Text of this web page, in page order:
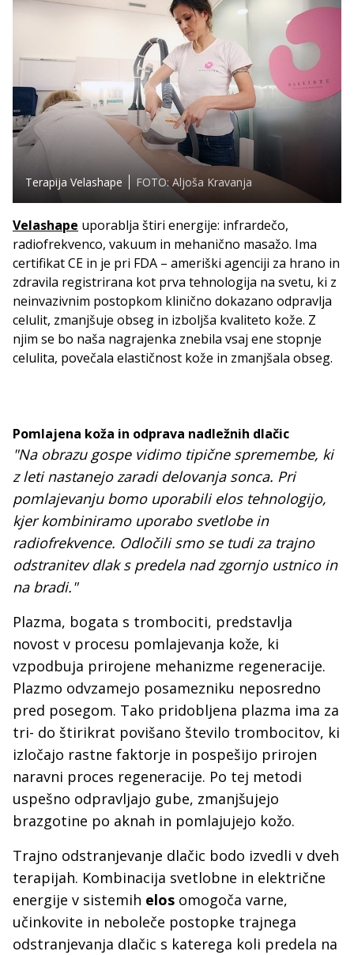
Terapija Velashape FOTO: Aljoša Kravanja
Velashape uporablja štiri energije: infrardečo,
radiofrekvenco, vakuum in mehanično masažo. Ima
certifikat CE in je pri FDA – ameriški agenciji za hrano in
zdravila registrirana kot prva tehnologija na svetu, ki z
neinvazivnim postopkom klinično dokazano odpravlja
celulit, zmanjšuje obseg in izboljša kvaliteto kože. Z
njim se bo naša nagrajenka znebila vsaj ene stopnje
celulita, povečala elastičnost kože in zmanjšala obseg.
Pomlajena koža in odprava nadležnih dlačic
"Na obrazu gospe vidimo tipične spremembe, ki
z leti nastanejo zaradi delovanja sonca. Pri
pomlajevanju bomo uporabili elos tehnologijo,
kjer kombiniramo uporabo svetlobe in
radiofrekvence. Odločili smo se tudi za trajno
odstranitev dlak s predela nad zgornjo ustnico in
na bradi."
Plazma, bogata s trombociti, predstavlja
novost v procesu pomlajevanja kože, ki
vzpodbuja prirojene mehanizme regeneracije.
Plazmo odvzamejo posamezniku neposredno
pred posegom. Tako pridobljena plazma ima za
tri- do štirikrat povišano število trombocitov, ki
izločajo rastne faktorje in pospešijo prirojen
naravni proces regeneracije. Po tej metodi
uspešno odpravljajo gube, zmanjšujejo
brazgotine po aknah in pomlajujejo kožo.
Trajno odstranjevanje dlačic bodo izvedli v dveh
terapijah. Kombinacija svetlobne in električne
energije v sistemih elos omogoča varne,
učinkovite in neboleče postopke trajnega
odstranjevanja dlačic s katerega koli predela na